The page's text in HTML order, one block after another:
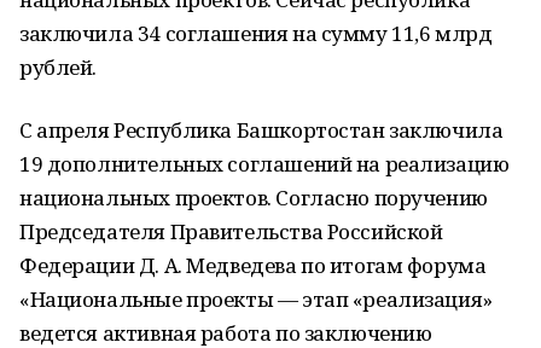
заключила 34 соглашения на сумму 11,6 млрд
рублей.
С апреля Республика Башкортостан заключила
19 дополнительных соглашений на реализацию
национальных проектов. Согласно поручению
Председателя Правительства Российской
Федерации Д. А. Медведева по итогам форума
«Национальные проекты — этап «реализация»
ведется активная работа по заключению